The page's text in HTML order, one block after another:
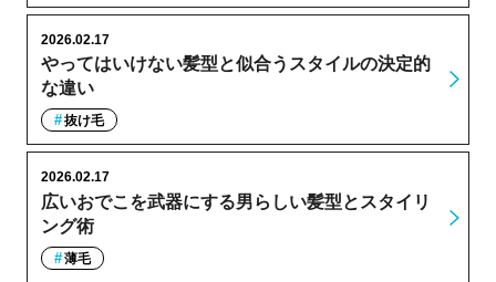
やってはいけない髪型と似合うスタイルの決定的
な違い
2026.02.17
抜け毛
広いおでこを武器にする男らしい髪型とスタイリ
ング術
2026.02.17
薄毛